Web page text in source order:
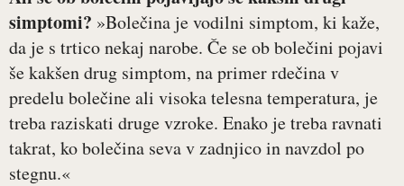
simptomi? »Bolečina je vodilni simptom, ki kaže,
da je s trtico nekaj narobe. Če se ob bolečini pojavi
še kakšen drug simptom, na primer rdečina v
predelu bolečine ali visoka telesna temperatura, je
treba raziskati druge vzroke. Enako je treba ravnati
takrat, ko bolečina seva v zadnjico in navzdol po
stegnu.«